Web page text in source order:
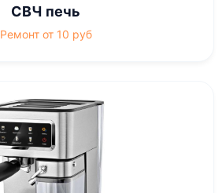
СВЧ печь
Ремонт от 10 руб